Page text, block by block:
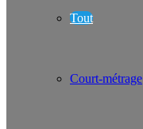
Tout
Court-métrage